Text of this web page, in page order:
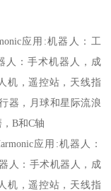
应用:机器人：工
人：手术机器人，成
机，遥控站，天线指
器，月球和星际流浪
B和C轴
应用:机器人：
人：手术机器人，成
机，遥控站，天线指